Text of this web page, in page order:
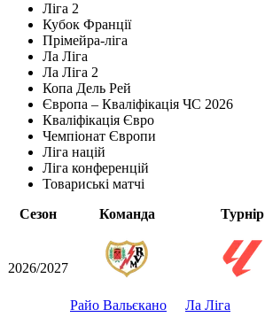
Ліга 2
Кубок Франції
Прімейра-ліга
Ла Ліга
Ла Ліга 2
Копа Дель Рей
Європа – Кваліфікація ЧС 2026
Кваліфікація Євро
Чемпіонат Європи
Ліга націй
Ліга конференцій
Товариські матчі
Сезон
Команда Турнір
2026/2027
Райо Вальєкано Ла Ліга